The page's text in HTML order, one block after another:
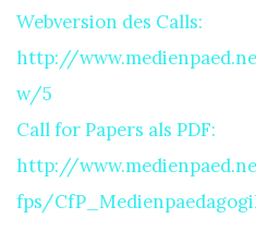
Webversion des Calls:
http://
w/5
Call for Papers als PDF:
http://
fps/